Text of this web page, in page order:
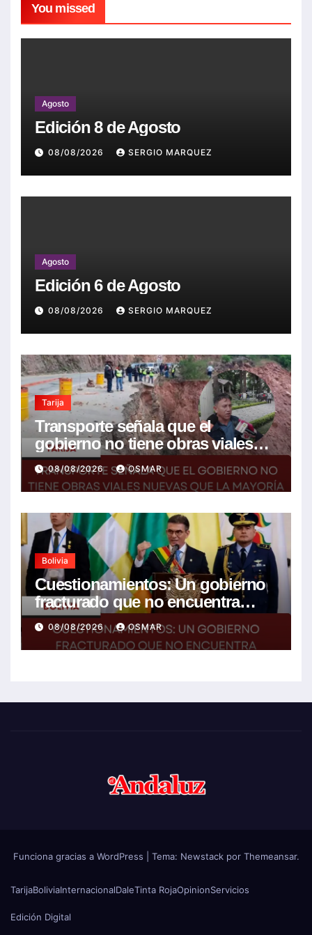
You missed
Agosto
Edición 8 de Agosto
08/08/2026 SERGIO MARQUEZ
Agosto
Edición 6 de Agosto
08/08/2026 SERGIO MARQUEZ
Tarija
Transporte señala que el
gobierno no tiene obras viales
nuevas que la mayoría son de la
anterior gestión
08/08/2026 OSMAR
Bolivia
Cuestionamientos: Un gobierno
fracturado que no encuentra
soluciones a la crisis
08/08/2026 OSMAR
Funciona gracias a WordPress Tema: Newstackpor Themeansar.
TarijaBoliviaInternacionalDaleTinta RojaOpinionServicios
Edición Digital